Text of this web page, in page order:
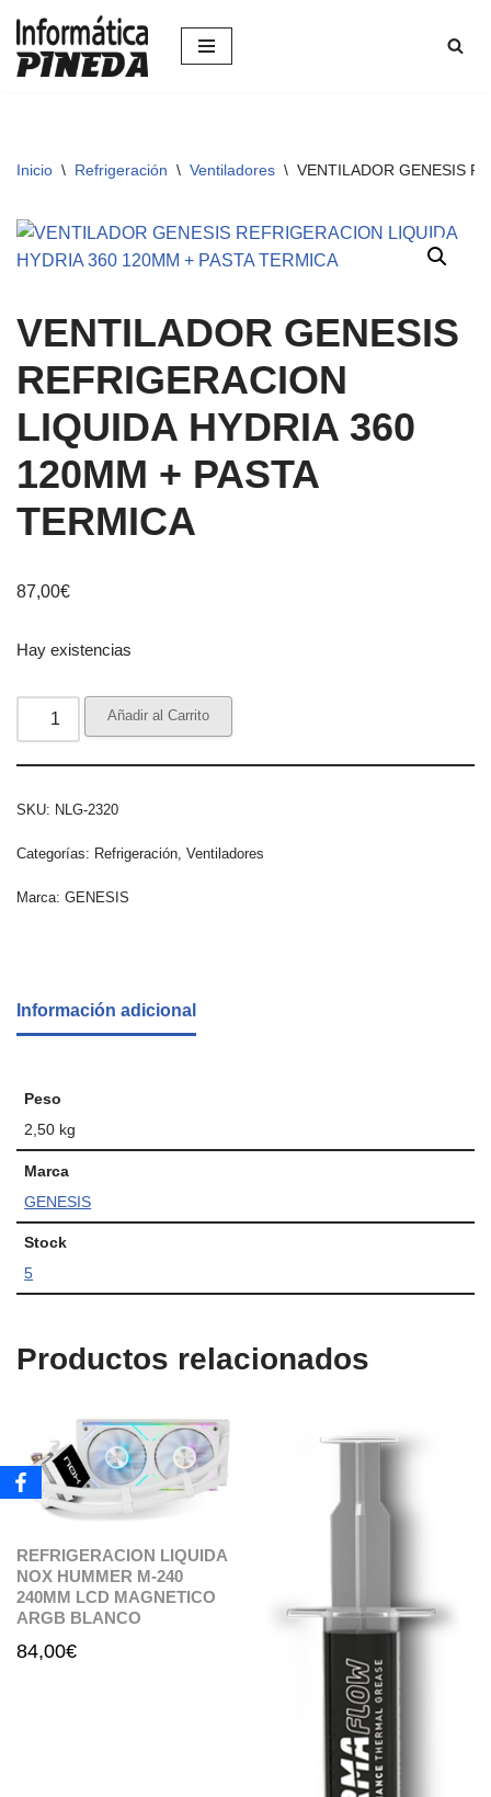
Saltar
Inicio \ Refrigeración \ Ventiladores \ VENTILADOR GENESIS
VENTILADOR GENESIS
REFRIGERACION
LIQUIDA HYDRIA 360
120MM + PASTA
TERMICA
87,00€
Hay existencias
Añadir al Carrito
SKU: NLG-2320
Categorías: Refrigeración Ventiladores
Marca: GENESIS
Información adicional
Peso
2,50 kg
Marca
GENESIS
Stock
5
Productos relacionados
REFRIGERACION LIQUIDA
NOX HUMMER M-240
240MM LCD MAGNETICO
ARGB BLANCO
84,00€